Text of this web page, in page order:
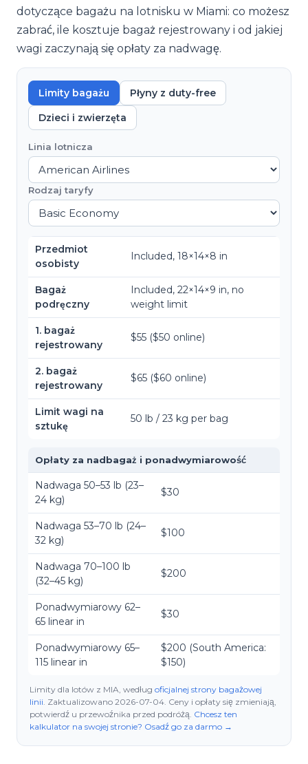
dotyczące bagażu na lotnisku w Miami: co możesz
zabrać, ile kosztuje bagaż rejestrowany i od jakiej
wagi zaczynają się opłaty za nadwagę.
Limity bagażu
Płyny z duty-free
Dzieci i zwierzęta
Linia lotnicza
Rodzaj taryfy
Przedmiot
osobisty
Included, 18×14×8 in
Bagaż
podręczny
Included, 22×14×9 in, no
weight limit
1. bagaż
rejestrowany
$55 ($50 online)
2. bagaż
rejestrowany
$65 ($60 online)
Limit wagi na
sztukę
50 lb / 23 kg per bag
Opłaty za nadbagaż i ponadwymiarowość
Nadwaga 50–53 lb (23–
24 kg)
$30
Nadwaga 53–70 lb (24–
32 kg)
$100
Nadwaga 70–100 lb
(32–45 kg)
$200
Ponadwymiarowy 62–
65 linear in
$30
Ponadwymiarowy 65–
115 linear in
$200 (South America:
$150)
Limity dla lotów z MIA, według oficjalnej strony bagażowej
linii. Zaktualizowano 2026-07-04. Ceny i opłaty się zmieniają,
potwierdź u przewoźnika przed podróżą. Chcesz ten
kalkulator na swojej stronie? Osadź go za darmo →